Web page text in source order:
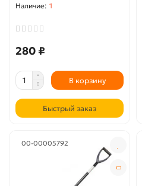
1
280 ₽
В корзину
Быстрый заказ
00-00005792